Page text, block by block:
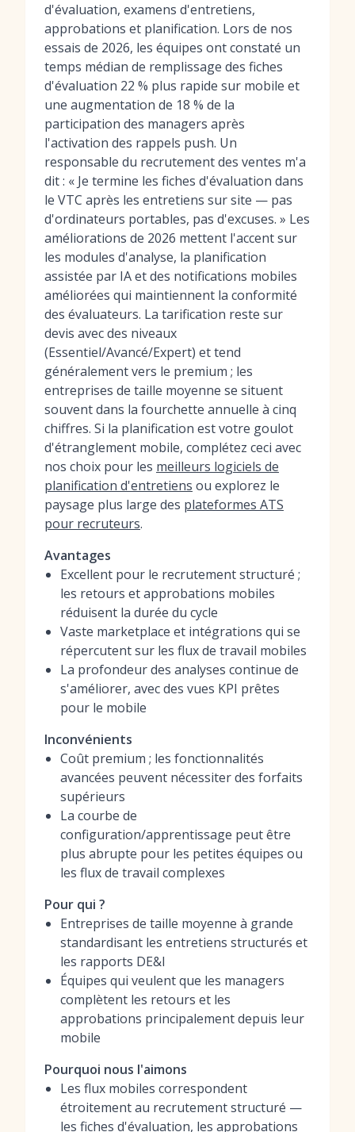
d'évaluation, examens d'entretiens,
approbations et planification. Lors de nos
essais de 2026, les équipes ont constaté un
temps médian de remplissage des fiches
d'évaluation 22 % plus rapide sur mobile et
une augmentation de 18 % de la
participation des managers après
l'activation des rappels push. Un
responsable du recrutement des ventes m'a
dit : « Je termine les fiches d'évaluation dans
le VTC après les entretiens sur site — pas
d'ordinateurs portables, pas d'excuses. » Les
améliorations de 2026 mettent l'accent sur
les modules d'analyse, la planification
assistée par IA et des notifications mobiles
améliorées qui maintiennent la conformité
des évaluateurs. La tarification reste sur
devis avec des niveaux
(Essentiel/Avancé/Expert) et tend
généralement vers le premium ; les
entreprises de taille moyenne se situent
souvent dans la fourchette annuelle à cinq
chiffres. Si la planification est votre goulot
d'étranglement mobile, complétez ceci avec
nos choix pour les meilleurs logiciels de
planification d'entretiens ou explorez le
paysage plus large des plateformes ATS
pour recruteurs.
Avantages
Excellent pour le recrutement structuré ;
les retours et approbations mobiles
réduisent la durée du cycle
Vaste marketplace et intégrations qui se
répercutent sur les flux de travail mobiles
La profondeur des analyses continue de
s'améliorer, avec des vues KPI prêtes
pour le mobile
Inconvénients
Coût premium ; les fonctionnalités
avancées peuvent nécessiter des forfaits
supérieurs
La courbe de
configuration/apprentissage peut être
plus abrupte pour les petites équipes ou
les flux de travail complexes
Pour qui ?
Entreprises de taille moyenne à grande
standardisant les entretiens structurés et
les rapports DE&I
Équipes qui veulent que les managers
complètent les retours et les
approbations principalement depuis leur
mobile
Pourquoi nous l'aimons
Les flux mobiles correspondent
étroitement au recrutement structuré —
les fiches d'évaluation, les approbations